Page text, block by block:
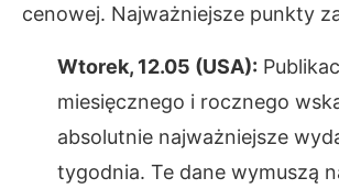
cenowej. Najważniejsze punkty
Wtorek, 12.05 (USA):
miesięcznego i rocznego
absolutnie najważniejsze
tygodnia. Te dane wymuszą